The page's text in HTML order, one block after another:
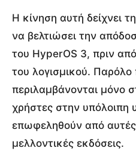
Η κίνηση αυτή δείχνει
να βελτιώσει την
του HyperOS 3, πριν
του λογισμικού.
περιλαμβάνονται μόνο
χρήστες στην υπόλοιπη
επωφεληθούν από αυτές
μελλοντικές εκδόσεις.